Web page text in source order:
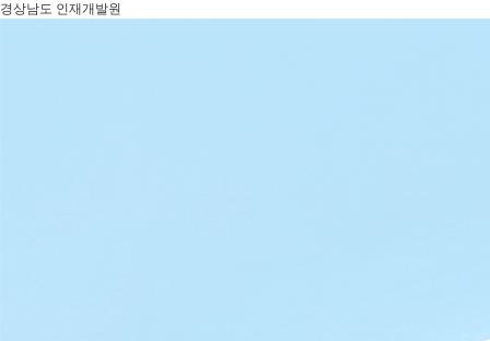
경상남도 인재개발원